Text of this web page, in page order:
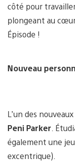
côté pour
plongeant au
Épisode !
Nouveau
L’un des
Peni Parker .
également une
excentrique).